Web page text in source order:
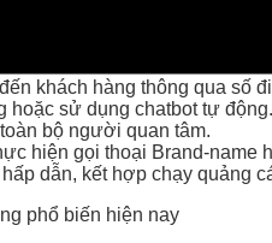
nghiệp và cửa hàng
khách hàng thông qua số
hoặc sử dụng chatbot tự động.
bộ người quan tâm.
hiện gọi thoại Brand-name
dẫn, kết hợp chạy quảng